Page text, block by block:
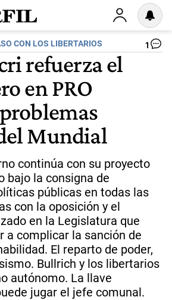
CON LOS LIBERTARIOS 1
refuerza el
en PRO
Mundial
continúa con su proyecto
bajo la consigna de
públicas en todas las
con la oposición y el
en la Legislatura que
a complicar la sanción de
El reparto de poder,
Bullrich y los libertarios
autónomo. La llave
jugar el jefe comunal.